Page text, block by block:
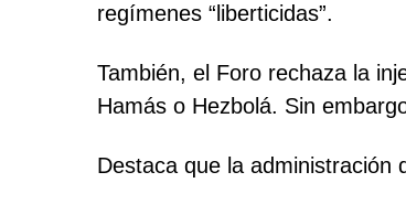
regímenes “liberticidas”.
También, el Foro rechaza la
Hamás o Hezbolá. Sin
Destaca que la administración